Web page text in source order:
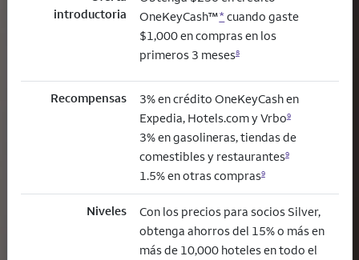
introductoria
OneKeyCash™* cuando gaste
$1,000 en compras en los
primeros 3 meses8
Recompensas
3% en crédito OneKeyCash en
Expedia, Hotels.com y Vrbo9
3% en gasolineras, tiendas de
comestibles y restaurantes9
1.5% en otras compras9
Niveles
Con los precios para socios Silver,
obtenga ahorros del 15% o más en
más de 10,000 hoteles en todo el